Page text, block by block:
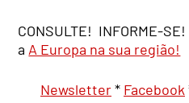
CONSULTE! INFORME-
a A Europa na sua região!
Newsletter* Facebook